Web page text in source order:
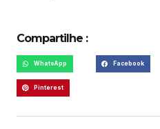
Compartilhe :
WhatsApp Facebook
Pinterest